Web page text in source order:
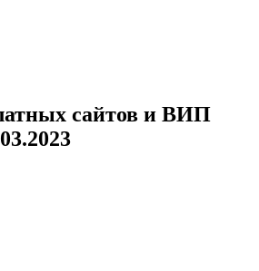
сайтов и ВИП